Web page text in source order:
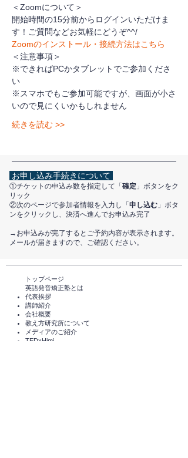
＜Zoomについて＞
開始時間の15分前からログインいただけま
す！ご質問などお気軽にどうぞ^^/
Zoomのインストール・接続方法はこちら
＜注意事項＞
※できればPCかタブレットでご参加くださ
い
※スマホでもご参加可能ですが、画面が小さ
いので見にくいかもしれません
続きを読む >>
お申し込み手続きについて
①チケットの申込み数を指定して「 確定 」ボタンをク
リック
②次のページで参加者情報を入力し「 申し込む 」ボタ
ンをクリックし、決済へ進んでお申込み完了
​→お申込みが完了するとご予約内容が表示されます。
メールが届きますので、ご確認ください。
トップページ​
英語発音矯正塾とは
代表挨拶
講師紹介
​会社概要
​教え方研究所について
メディアのご紹介
TEDxHimi